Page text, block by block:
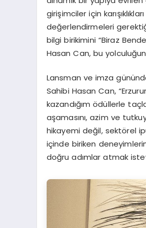
girişimciler için
değerlendirmeleri
bilgi birikimini “Biraz
Hasan Can, bu
Lansman ve imza
Sahibi Hasan Can,
kazandığım ödüllerle
aşamasını, azim ve
hikayemi değil, sektörel
içinde biriken
doğru adımlar atmak